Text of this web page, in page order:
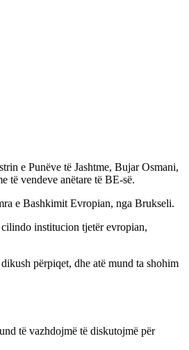
e Punëve të Jashtme, Bujar Osmani,
të vendeve anëtare të BE-së.
e Bashkimit Evropian, nga Brukseli.
institucion tjetër evropian,
përpiqet, dhe atë mund ta shohim
të vazhdojmë të diskutojmë për